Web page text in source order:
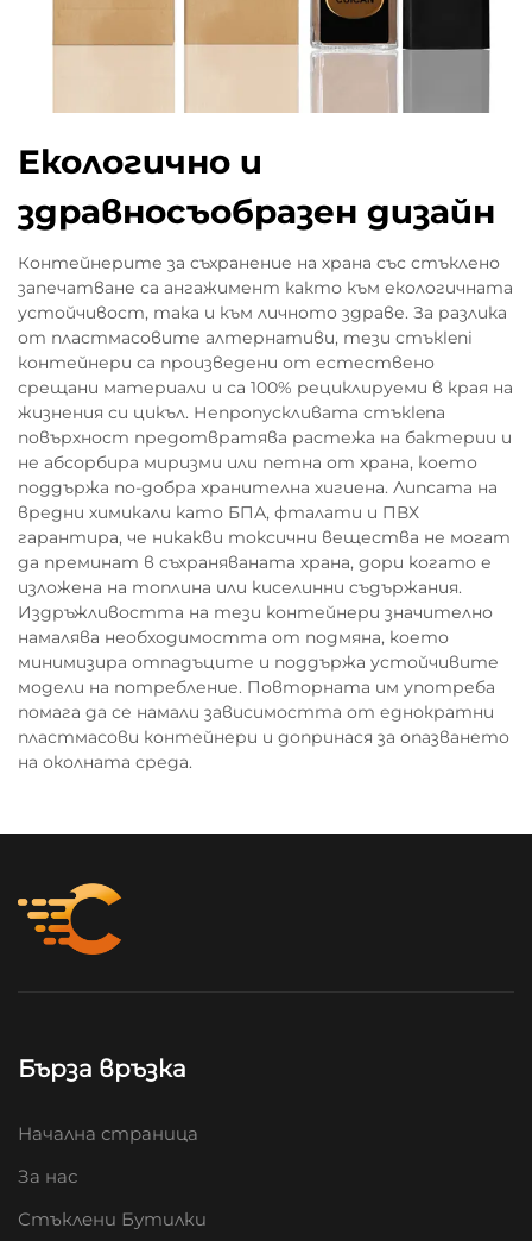
Екологично и
здравносъобразен дизайн
Контейнерите за съхранение на храна със стъклено
запечатване са ангажимент както към екологичната
устойчивост, така и към личното здраве. За разлика
от пластмасовите алтернативи, тези стъкleni
контейнери са произведени от естествено
срещани материали и са 100% рециклируеми в края на
жизнения си цикъл. Непропускливата стъкlena
повърхност предотвратява растежа на бактерии и
не абсорбира миризми или петна от храна, което
поддържа по-добра хранителна хигиена. Липсата на
вредни химикали като БПА, фталати и ПВХ
гарантира, че никакви токсични вещества не могат
да преминат в съхраняваната храна, дори когато е
изложена на топлина или киселинни съдържания.
Издръжливостта на тези контейнери значително
намалява необходимостта от подмяна, което
минимизира отпадъците и поддържа устойчивите
модели на потребление. Повторната им употреба
помага да се намали зависимостта от еднократни
пластмасови контейнери и допринася за опазването
на околната среда.
Бърза връзка
Начална страница
За нас
Стъклени Бутилки